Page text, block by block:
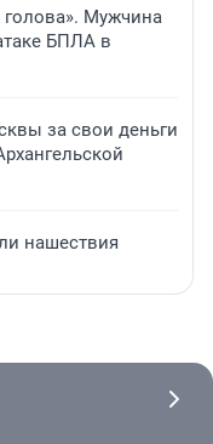
голова». Мужчина
БПЛА в
за свои деньги
нашествия